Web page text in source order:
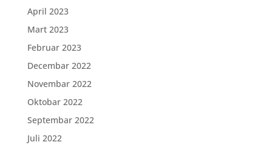
April 2023
Mart 2023
Februar 2023
Decembar 2022
Novembar 2022
Oktobar 2022
Septembar 2022
Juli 2022